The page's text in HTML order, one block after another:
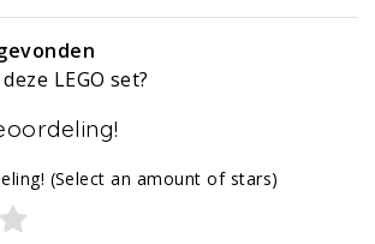
LEGO set?
(Select an amount of stars)